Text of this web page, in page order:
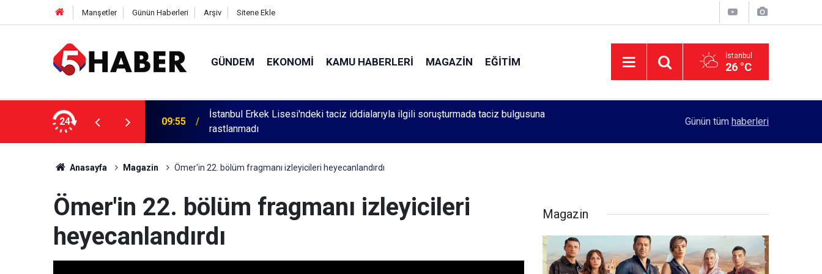
Manşetler Günün Haberleri Arşiv Sitene Ekle
GÜNDEM EKONOMI KAMU HABERLERI MAGAZIN EĞITIM İstanbul
26 °C
24
taciz bulgusuna
08:55 Uyuşturucuyla Mücadele Bütçesi Kullanılmadı, Ölümler Yüzde 42 Artış Gösterdi Hatay'daki tamamlanmayan yapılar,
Günün tüm haberleri
Anasayfa Magazin Ömer'in 22. bölüm fragmanı izleyicileri heyecanlandırdı
Ömer'in 22. bölüm fragmanı izleyicileri
heyecanlandırdı
Magazin